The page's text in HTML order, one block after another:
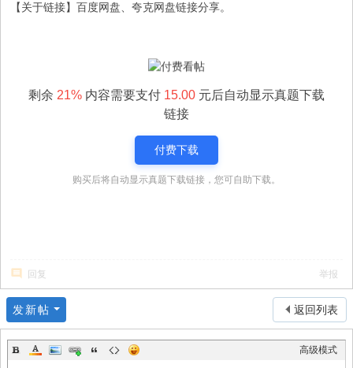
【关于链接】百度网盘、夸克网盘链接分享。
剩余 21% 内容需要支付 15.00 元后自动显示真题下载
链接
付费下载
购买后将自动显示真题下载链接，您可自助下载。
回复 举报
返回列表
发新帖
高级模式